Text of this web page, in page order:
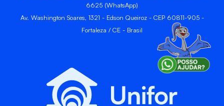
6625 (WhatsApp)
Av. Washington Soares, 1321 - Edson Queiroz - CEP 60811-905 -
Fortaleza / CE - Brasil